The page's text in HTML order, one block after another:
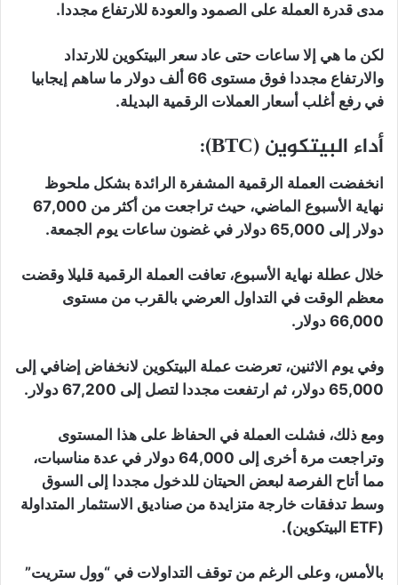
مدى قدرة العملة على الصمود والعودة للارتفاع مجددا.
لكن ما هي إلا ساعات حتى عاد سعر البيتكوين للارتداد
والارتفاع مجددا فوق مستوى 66 ألف دولار ما ساهم إيجابيا
في رفع أغلب أسعار العملات الرقمية البديلة.
أداء البيتكوين (BTC):
انخفضت العملة الرقمية المشفرة الرائدة بشكل ملحوظ
نهاية الأسبوع الماضي، حيث تراجعت من أكثر من 67,000
دولار إلى 65,000 دولار في غضون ساعات يوم الجمعة.
خلال عطلة نهاية الأسبوع، تعافت العملة الرقمية قليلا وقضت
معظم الوقت في التداول العرضي بالقرب من مستوى
66,000 دولار.
وفي يوم الاثنين، تعرضت عملة البيتكوين لانخفاض إضافي إلى
65,000 دولار، ثم ارتفعت مجددا لتصل إلى 67,200 دولار.
ومع ذلك، فشلت العملة في الحفاظ على هذا المستوى
وتراجعت مرة أخرى إلى 64,000 دولار في عدة مناسبات،
مما أتاح الفرصة لبعض الحيتان للدخول مجددا إلى السوق
وسط تدفقات خارجة متزايدة من صناديق الاستثمار المتداولة
(ETF البيتكوين).
بالأمس، وعلى الرغم من توقف التداولات في “وول ستريت”